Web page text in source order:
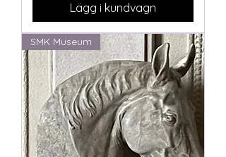
Lägg i kundvagn
SMK Museum